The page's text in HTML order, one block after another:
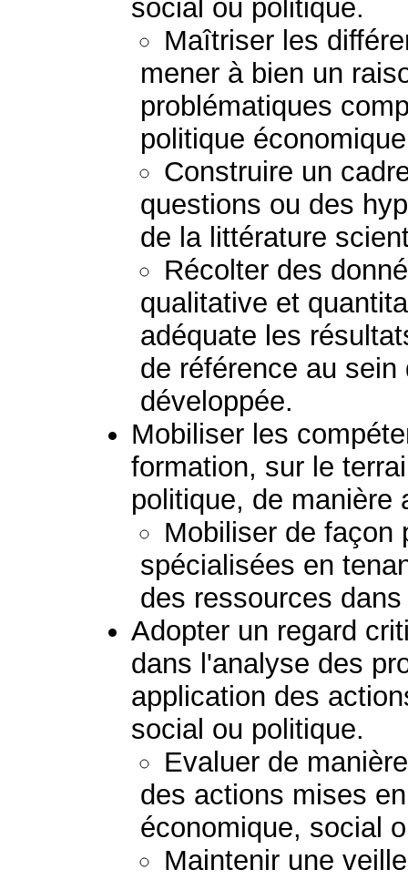
social ou politique.
Maîtriser les
mener à bien un
problématiques
politique
Construire un
questions ou des
de la littérature
Récolter des
qualitative et
adéquate les
de référence au
développée.
Mobiliser les
formation, sur le
politique, de manière
Mobiliser de façon
spécialisées en
des ressources
Adopter un regard
dans l'analyse des
application des
social ou politique.
Evaluer de
des actions mises
économique, social
Maintenir une